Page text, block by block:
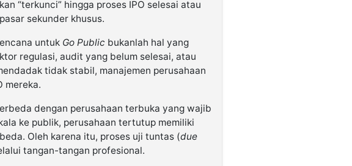
“terkunci” hingga proses IPO selesai atau
sekunder khusus.
untuk Go Public bukanlah hal yang
regulasi, audit yang belum selesai, atau
tidak stabil, manajemen perusahaan
mereka.
dengan perusahaan terbuka yang wajib
ke publik, perusahaan tertutup memiliki
Oleh karena itu, proses uji tuntas (due
tangan-tangan profesional.